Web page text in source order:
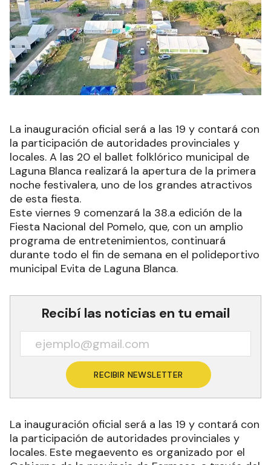
La inauguración oficial será a las 19 y contará con
la participación de autoridades provinciales y
locales. A las 20 el ballet folklórico municipal de
Laguna Blanca realizará la apertura de la primera
noche festivalera, uno de los grandes atractivos
de esta fiesta.
Este viernes 9 comenzará la 38.a edición de la
Fiesta Nacional del Pomelo, que, con un amplio
programa de entretenimientos, continuará
durante todo el fin de semana en el polideportivo
municipal Evita de Laguna Blanca.
Recibí las noticias en tu email
RECIBIR NEWSLETTER
La inauguración oficial será a las 19 y contará con
la participación de autoridades provinciales y
locales. Este megaevento es organizado por el